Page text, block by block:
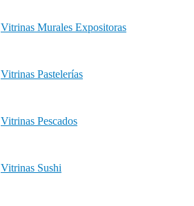
Vitrinas Murales Expositoras
Vitrinas Pastelerías
Vitrinas Pescados
Vitrinas Sushi